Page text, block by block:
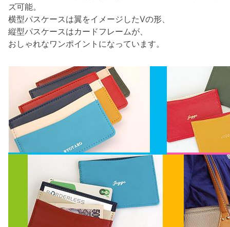
ズ可能。
横型パスケースは翼をイメージしたVの形、
縦型パスケースはカードフレームが、
おしゃれなワンポイントになっています。